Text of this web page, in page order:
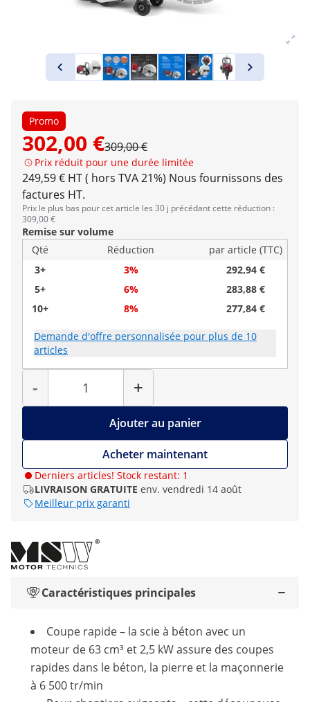
Promo
302,00 €309,00 €
Prix réduit pour une durée limitée
249,59 € HT ( hors TVA 21%) Nous fournissons des
factures HT.
Prix le plus bas pour cet article les 30 j précédant cette réduction :
309,00 €
Remise sur volume
Qté
Réduction
par article (TTC)
3+
3%
292,94 €
5+
6%
283,88 €
10+
8% 277,84 €
Demande d'offre personnalisée pour plus de 10
articles
-
Quantité
+
Ajouter au panier
Acheter maintenant
Derniers articles! Stock restant: 1
LIVRAISON GRATUITE env. vendredi 14 août
Meilleur prix garanti
Caractéristiques principales
Coupe rapide – la scie à béton avec un
moteur de 63 cm³ et 2,5 kW assure des coupes
rapides dans le béton, la pierre et la maçonnerie
à 6 500 tr/min